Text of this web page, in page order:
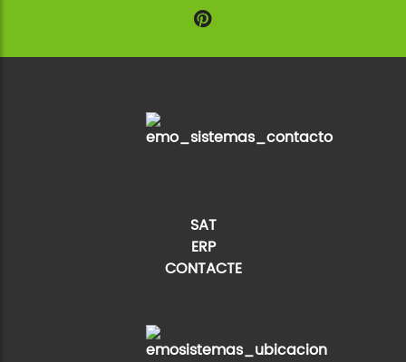
SAT
ERP
CONTACTE